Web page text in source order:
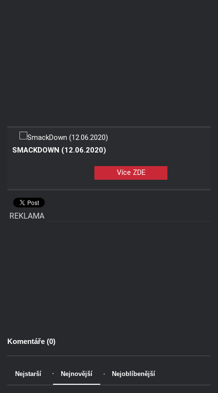
SMACKDOWN (12.06.2020)
Více ZDE
REKLAMA
Komentáře (0)
Nejstarší Nejnovější Nejoblíbenější